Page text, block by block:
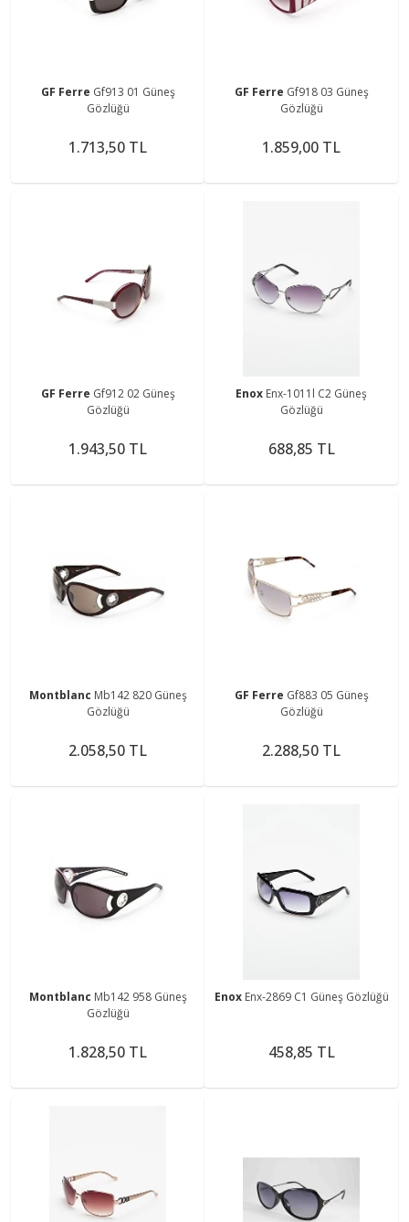
GF Ferre Gf913 01 Güneş
Gözlüğü
1.713,50 TL
GF Ferre Gf918 03 Güneş
Gözlüğü
1.859,00 TL
GF Ferre Gf912 02 Güneş
Gözlüğü
1.943,50 TL
Enox Enx-1011l C2 Güneş
Gözlüğü
688,85 TL
Montblanc Mb142 820 Güneş
Gözlüğü
2.058,50 TL
GF Ferre Gf883 05 Güneş
Gözlüğü
2.288,50 TL
Montblanc Mb142 958 Güneş
Gözlüğü
1.828,50 TL
Enox Enx-2869 C1 Güneş Gözlüğü
458,85 TL